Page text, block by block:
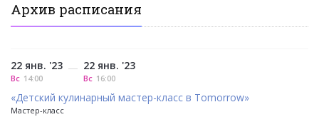
Архив расписания
22 янв. '23
Вс 14:00
— 22 янв. '23
Вс 16:00
«Детский кулинарный мастер-класс в Tomorrow»
Мастер-класс